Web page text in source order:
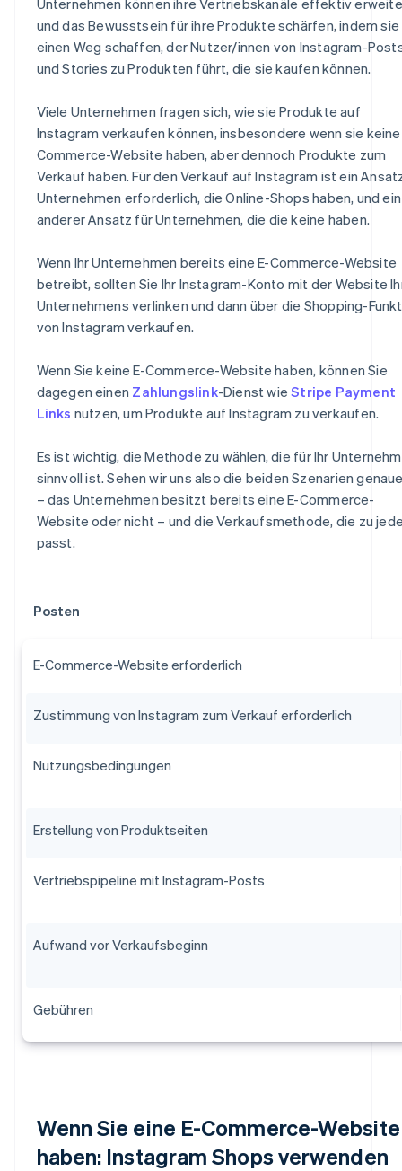
und das Bewusstsein für ihre Produkte schärfen, indem sie
einen Weg schaffen, der Nutzer/innen von Instagram-
und Stories zu Produkten führt, die sie kaufen können.
Viele Unternehmen fragen sich, wie sie Produkte auf
Instagram verkaufen können, insbesondere wenn sie keine
Commerce-Website haben, aber dennoch Produkte zum
Verkauf haben. Für den Verkauf auf Instagram ist ein
Unternehmen erforderlich, die Online-Shops haben, und ein
anderer Ansatz für Unternehmen, die die keine haben.
Wenn Ihr Unternehmen bereits eine E-Commerce-Website
betreibt, sollten Sie Ihr Instagram-Konto mit der Website
Unternehmens verlinken und dann über die Shopping-
von Instagram verkaufen.
Wenn Sie keine E-Commerce-Website haben, können Sie
dagegen einen Zahlungslink-Dienst wieStripe Payment
Links nutzen, um Produkte auf Instagram zu verkaufen.
Es ist wichtig, die Methode zu wählen, die für Ihr
sinnvoll ist. Sehen wir uns also die beiden Szenarien
– das Unternehmen besitzt bereits eine E-Commerce-
Website oder nicht – und die Verkaufsmethode, die zu
passt.
Posten
E-Commerce-Website erforderlich
Zustimmung von Instagram zum Verkauf erforderlich
Nutzungsbedingungen
Erstellung von Produktseiten
Vertriebspipeline mit Instagram-Posts
Aufwand vor Verkaufsbeginn
Gebühren
Wenn Sie eine E-Commerce-Website
haben: Instagram Shops verwenden